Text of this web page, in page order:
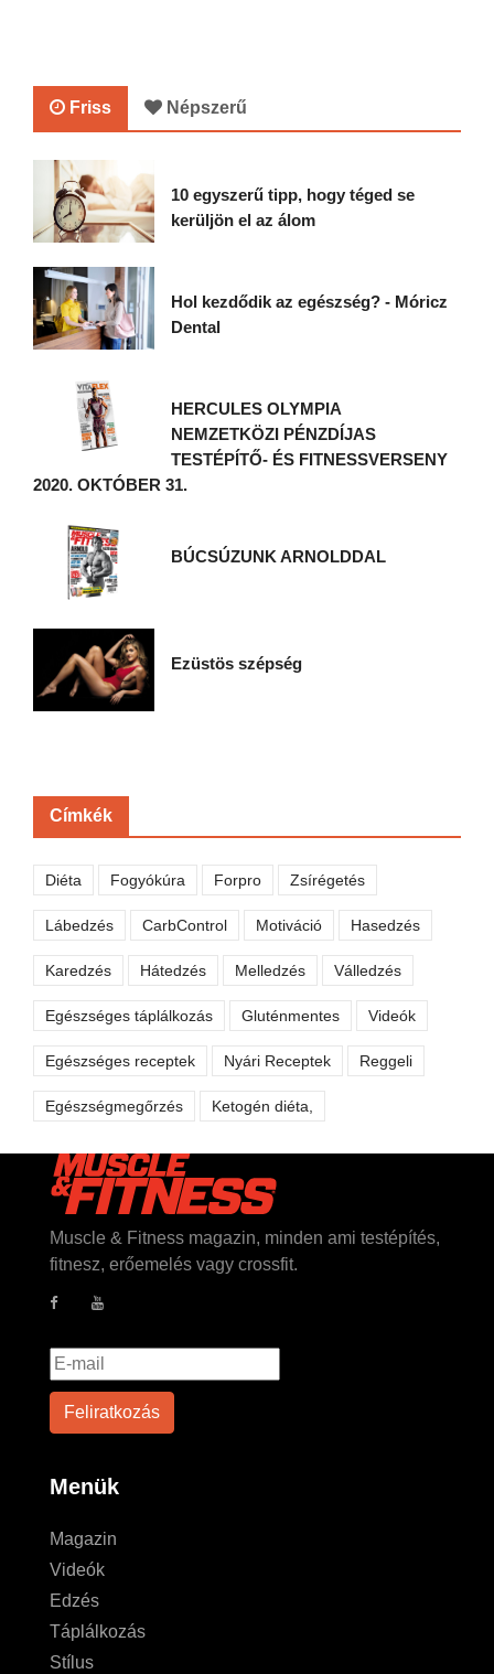
Friss Népszerű
10 egyszerű tipp, hogy téged se
kerüljön el az álom
Hol kezdődik az egészség? - Móricz
Dental
HERCULES OLYMPIA
NEMZETKÖZI PÉNZDÍJAS
TESTÉPÍTŐ- ÉS FITNESSVERSENY
2020. OKTÓBER 31.
BÚCSÚZUNK ARNOLDDAL
Ezüstös szépség
Címkék
Diéta Fogyókúra Forpro Zsírégetés
Lábedzés CarbControl Motiváció Hasedzés
Karedzés Hátedzés Melledzés Válledzés
Egészséges táplálkozás Gluténmentes Videók
Egészséges receptek Nyári Receptek Reggeli
Egészségmegőrzés Ketogén diéta,
Muscle & Fitness magazin, minden ami testépítés,
fitnesz, erőemelés vagy crossfit.
Menük
Magazin
Videók
Edzés
Táplálkozás
Stílus